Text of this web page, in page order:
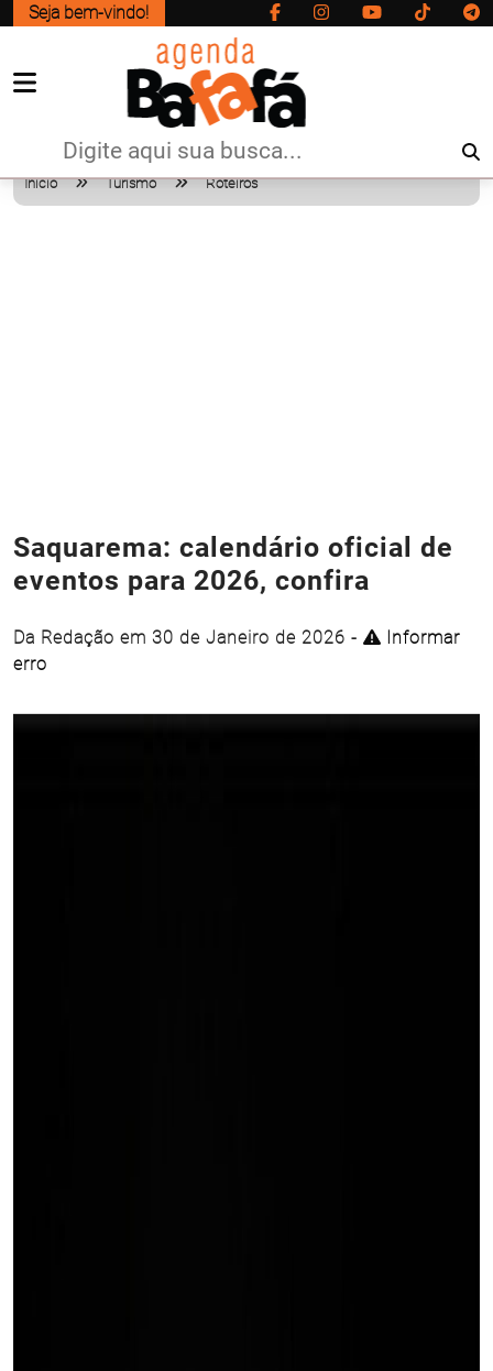
Seja bem-vindo!
Início Turismo Roteiros
Saquarema: calendário oficial de
eventos para 2026, confira
Da Redação em 30 de Janeiro de 2026 -
Informar
erro